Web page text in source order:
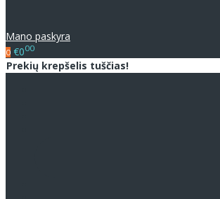
Mano paskyra
0 €000
Prekių krepšelis tuščias!